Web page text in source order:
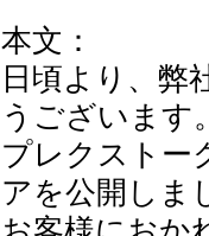
本文：
日頃より、弊
うございます
プレクストー
アを公開しま